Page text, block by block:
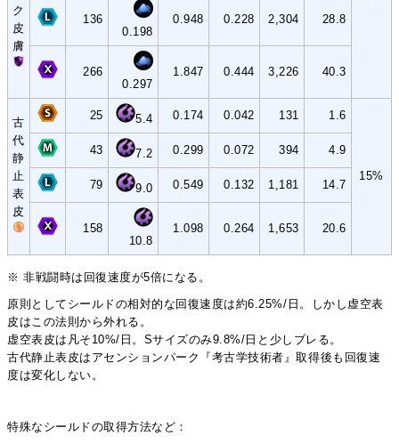
ク
皮
膚
136
0.198
0.948 0.228 2,304 28.8
266
0.297
1.847 0.444 3,226 40.3
古
代
静
止
表
皮
25 5.4 0.174 0.042 131 1.6
15%
43 7.2 0.299 0.072 394 4.9
79 9.0 0.549 0.132 1,181 14.7
158
10.8
1.098 0.264 1,653 20.6
※ 非戦闘時は回復速度が5倍になる。
原則としてシールドの相対的な回復速度は約6.25%/日。しかし虚空表
皮はこの法則から外れる。
虚空表皮は凡そ10%/日。Sサイズのみ9.8%/日と少しブレる。
古代静止表皮はアセンションパーク『考古学技術者』取得後も回復速
度は変化しない。
特殊なシールドの取得方法など：